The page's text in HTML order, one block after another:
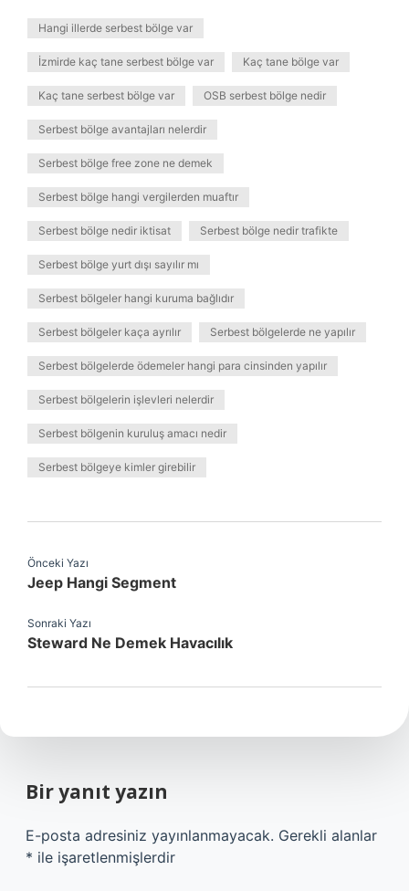
Hangi illerde serbest bölge var
İzmirde kaç tane serbest bölge var Kaç tane bölge var
Kaç tane serbest bölge var OSB serbest bölge nedir
Serbest bölge avantajları nelerdir
Serbest bölge free zone ne demek
Serbest bölge hangi vergilerden muaftır
Serbest bölge nedir iktisat Serbest bölge nedir trafikte
Serbest bölge yurt dışı sayılır mı
Serbest bölgeler hangi kuruma bağlıdır
Serbest bölgeler kaça ayrılır Serbest bölgelerde ne yapılır
Serbest bölgelerde ödemeler hangi para cinsinden yapılır
Serbest bölgelerin işlevleri nelerdir
Serbest bölgenin kuruluş amacı nedir
Serbest bölgeye kimler girebilir
Önceki Yazı
Jeep Hangi Segment
Sonraki Yazı
Steward Ne Demek Havacılık
Bir yanıt yazın
E-posta adresiniz yayınlanmayacak. Gerekli alanlar
* ile işaretlenmişlerdir